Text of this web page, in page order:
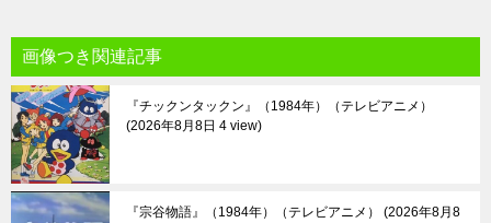
画像つき関連記事
『チックンタックン』（1984年）（テレビアニメ）
2026年8月8日 4 view
『宗谷物語』（1984年）（テレビアニメ）
2026年8月8